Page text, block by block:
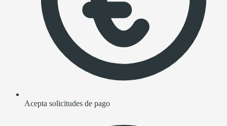
Acepta solicitudes de pago